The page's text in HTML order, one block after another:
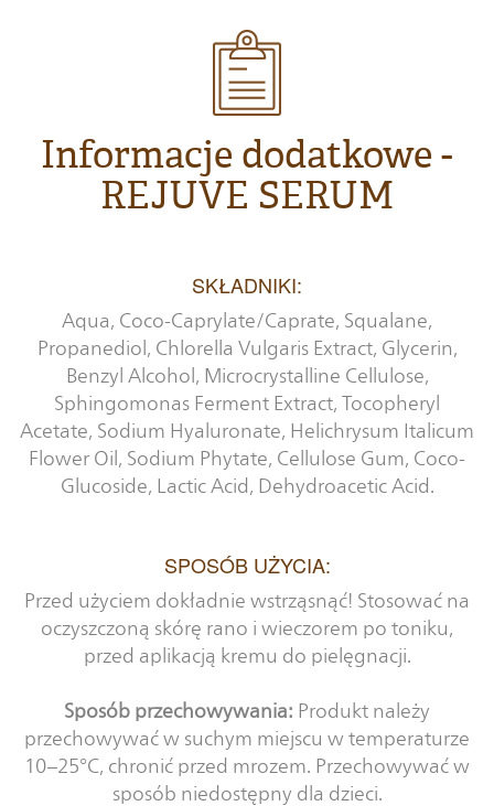
Informacje dodatkowe -
REJUVE SERUM
SKŁADNIKI:
Aqua, Coco-Caprylate/Caprate, Squalane,
Propanediol, Chlorella Vulgaris Extract, Glycerin,
Benzyl Alcohol, Microcrystalline Cellulose,
Sphingomonas Ferment Extract, Tocopheryl
Acetate, Sodium Hyaluronate, Helichrysum Italicum
Flower Oil, Sodium Phytate, Cellulose Gum, Coco-
Glucoside, Lactic Acid, Dehydroacetic Acid.
SPOSÓB UŻYCIA:
Przed użyciem dokładnie wstrząsnąć! Stosować na
oczyszczoną skórę rano i wieczorem po toniku,
przed aplikacją kremu do pielęgnacji.
Sposób przechowywania: Produkt należy
przechowywać w suchym miejscu w temperaturze
10–25°C, chronić przed mrozem. Przechowywać w
sposób niedostępny dla dzieci.